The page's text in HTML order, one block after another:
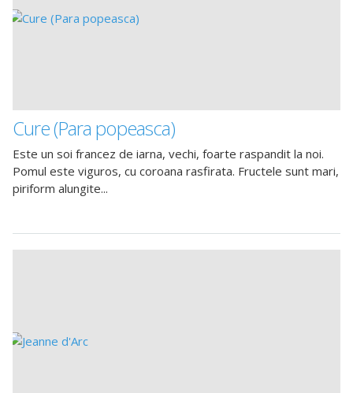
Cure (Para popeasca)
Este un soi francez de iarna, vechi, foarte raspandit la noi.
Pomul este viguros, cu coroana rasfirata. Fructele sunt mari,
piriform alungite...